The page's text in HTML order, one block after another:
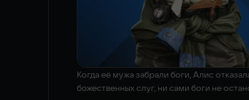
Когда её мужа забрали боги, Алис
божественных слуг, ни сами боги не